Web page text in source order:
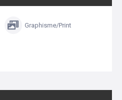
Graphisme/Print